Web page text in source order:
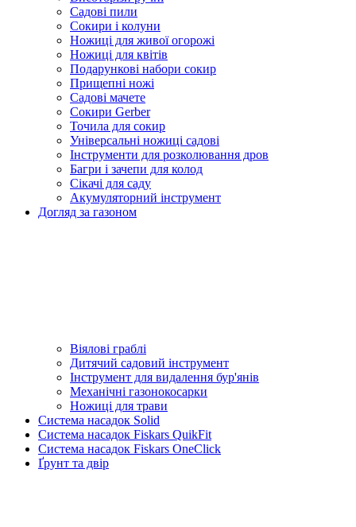
Садові пили
Сокири і колуни
Ножиці для живої огорожі
Ножиці для квітів
Подарункові набори сокир
Прищепні ножі
Садові мачете
Сокири Gerber
Точила для сокир
Універсальні ножиці садові
Інструменти для розколювання дров
Багри і зачепи для колод
Сікачі для саду
Акумуляторний інструмент
Догляд за газоном
Віялові граблі
Дитячий садовий інструмент
Інструмент для видалення бур'янів
Механічні газонокосарки
Ножиці для трави
Система насадок Solid
Система насадок Fiskars QuikFit
Система насадок Fiskars OneClick
Ґрунт та двір